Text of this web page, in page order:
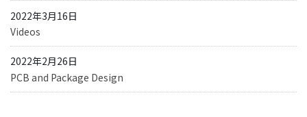
2022年3月16日
Videos
2022年2月26日
PCB and Package Design